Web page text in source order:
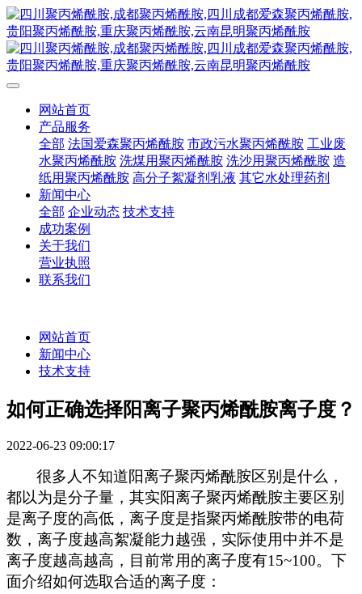
网站首页
产品服务
全部 法国爱森聚丙烯酰胺 市政污水聚丙烯酰胺 工业废
水聚丙烯酰胺 洗煤用聚丙烯酰胺 洗沙用聚丙烯酰胺 造
纸用聚丙烯酰胺 高分子絮凝剂乳液 其它水处理药剂
新闻中心
全部 企业动态 技术支持
成功案例
关于我们
营业执照
联系我们
网站首页
新闻中心
技术支持
如何正确选择阳离子聚丙烯酰胺离子度？
2022-06-23 09:00:17
很多人不知道阳离子聚丙烯酰胺区别是什么，
都以为是分子量，其实阳离子聚丙烯酰胺主要区别
是离子度的高低，离子度是指聚丙烯酰胺带的电荷
数，离子度越高絮凝能力越强，实际使用中并不是
离子度越高越高，目前常用的离子度有15~100。下
面介绍如何选取合适的离子度：